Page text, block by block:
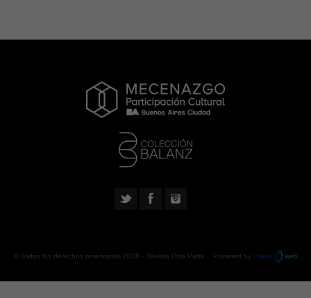
© Todos los derechos reservados 2018 - Revista Otra Parte . Powered by Urano web